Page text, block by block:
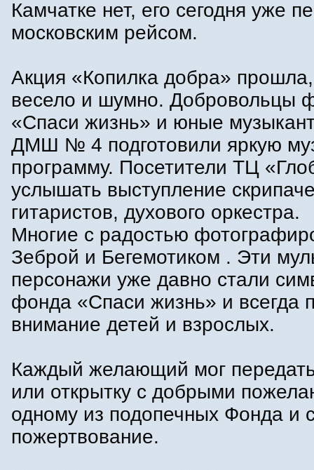
Камчатке нет, его сегодня уже
московским рейсом.
Акция «Копилка добра» прошла,
весело и шумно. Добровольцы
«Спаси жизнь» и юные
ДМШ № 4 подготовили яркую
программу. Посетители ТЦ
услышать выступление
гитаристов, духового оркестра.
Многие с радостью
Зеброй и Бегемотиком . Эти
персонажи уже давно стали
фонда «Спаси жизнь» и всегда
внимание детей и взрослых.
Каждый желающий мог
или открытку с добрыми
одному из подопечных Фонда и
пожертвование.